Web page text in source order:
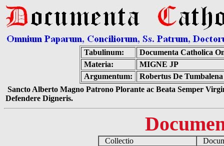
Tabulinum:
Documenta Catholica
Materia:
MIGNE JP
Argumentum:
Robertus De
Sancto Alberto Magno Patrono Plorante ac Beata Semper
Defendere Digneris.
Collectio